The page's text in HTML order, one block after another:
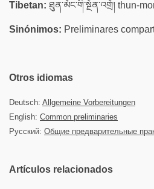
Tibetan: ཐུན་མོང་གི་སྔོན་འགྲོ། thun-
Sinónimos: Preliminares
Otros idiomas
Deutsch: Allgemeine Vorbereitungen
English: Common preliminaries
Русский: Общие предварительные
Artículos relacionados